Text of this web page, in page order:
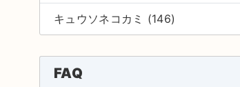
キュウソネコカミ (146)
FAQ